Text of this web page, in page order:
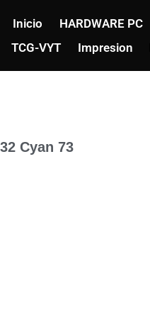
Inicio HARDWARE PC
TCG-VYT
Impresion
Cyan 73